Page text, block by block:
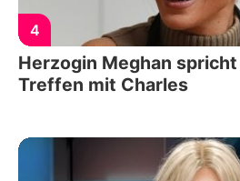
4
Herzogin Meghan
Treffen mit Charles